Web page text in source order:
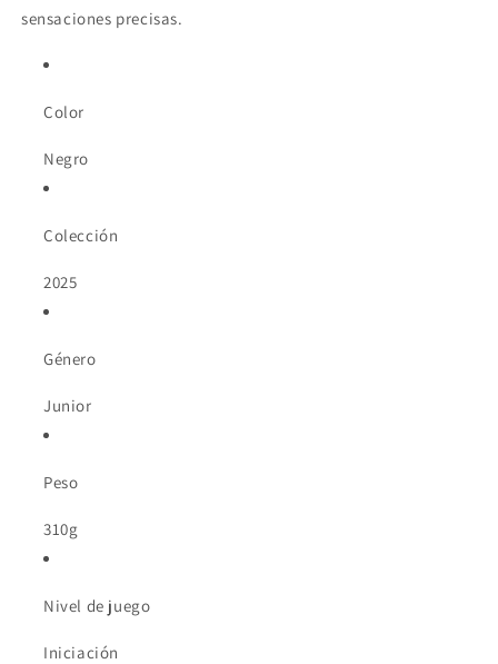
sensaciones precisas.
Color
Negro
Colección
2025
Género
Junior
Peso
310g
Nivel de juego
Iniciación